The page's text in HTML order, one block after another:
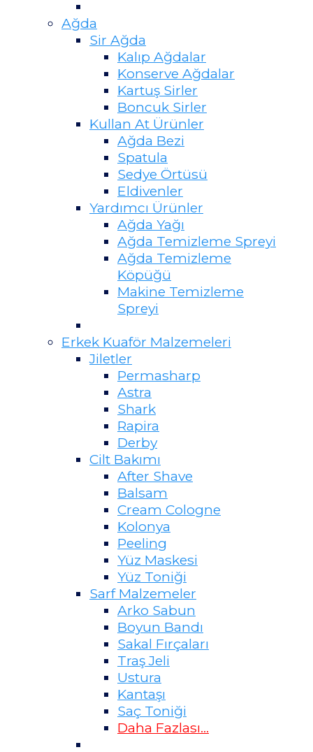
Ağda
Sir Ağda
Kalıp Ağdalar
Konserve Ağdalar
Kartuş Sirler
Boncuk Sirler
Kullan At Ürünler
Ağda Bezi
Spatula
Sedye Örtüsü
Eldivenler
Yardımcı Ürünler
Ağda Yağı
Ağda Temizleme Spreyi
Ağda Temizleme
Köpüğü
Makine Temizleme
Spreyi
Erkek Kuaför Malzemeleri
Jiletler
Permasharp
Astra
Shark
Rapira
Derby
Cilt Bakımı
After Shave
Balsam
Cream Cologne
Kolonya
Peeling
Yüz Maskesi
Yüz Toniği
Sarf Malzemeler
Arko Sabun
Boyun Bandı
Sakal Fırçaları
Traş Jeli
Ustura
Kantaşı
Saç Toniği
Daha Fazlası...